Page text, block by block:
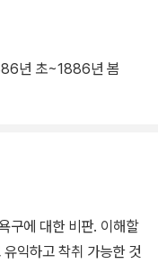
, 예술, 정치 등 다양한
을 뿐만 아니라 일상생
체하는 동시에 세계에
년 초~1886년 봄
구에 대한 비판. 이해할
익하고 착취 가능한 것